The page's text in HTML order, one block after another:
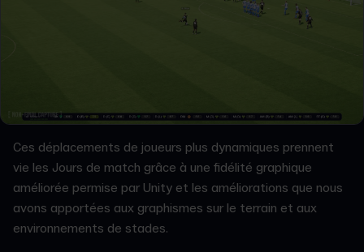
Ces déplacements de joueurs plus dynamiques prennent
vie les Jours de match grâce à une fidélité graphique
améliorée permise par Unity et les améliorations que nous
avons apportées aux graphismes sur le terrain et aux
environnements de stades.